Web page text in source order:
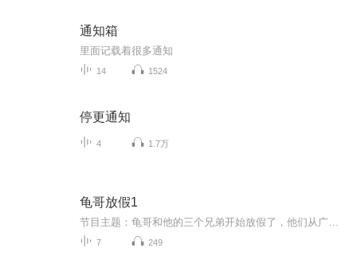
通知箱
里面记载着很多通知
14 1524
停更通知
4 1.7万
龟哥放假1
7 249